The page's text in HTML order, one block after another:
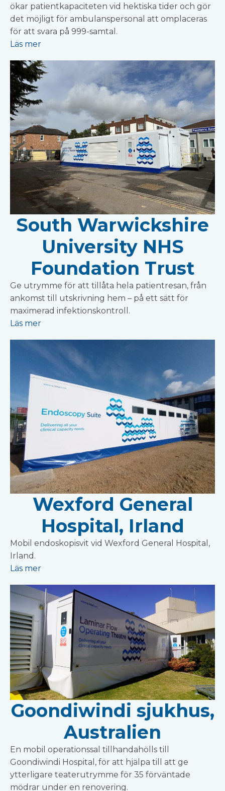
ökar patientkapaciteten vid hektiska tider och gör
det möjligt för ambulanspersonal att omplaceras
för att svara på 999-samtal.
Läs mer
South Warwickshire
University NHS
Foundation Trust
Ge utrymme för att tillåta hela patientresan, från
ankomst till utskrivning hem – på ett sätt för
maximerad infektionskontroll.
Läs mer
Wexford General
Hospital, Irland
Mobil endoskopisvit vid Wexford General Hospital,
Irland.
Läs mer
Goondiwindi sjukhus,
Australien
En mobil operationssal tillhandahölls till
Goondiwindi Hospital, för att hjälpa till att ge
ytterligare teaterutrymme för 35 förväntade
mödrar under en renovering.